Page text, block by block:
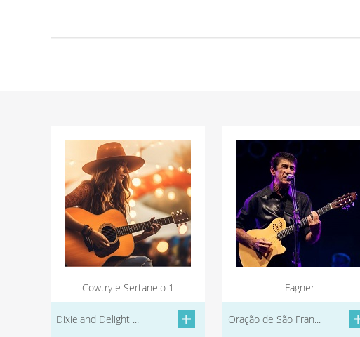
Cowtry e Sertanejo 1
Dixieland Delight ...
Fagner
Oração de São Fran...